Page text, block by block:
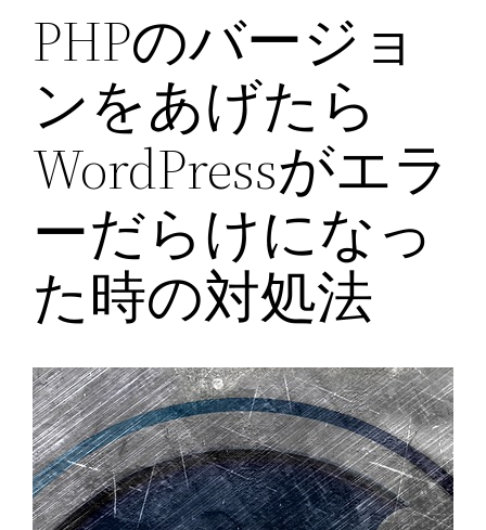
PHPのバージョ
ンをあげたら
WordPressがエラ
ーだらけになっ
た時の対処法